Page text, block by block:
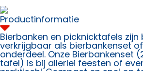
en
1
tafel)
aantal
Productinformatie
Bierbanken en picknicktafels zijn
verkrijgbaar als bierbankenset
onderdeel. Onze Bierbankenset
tafel) is bij allerlei feesten of